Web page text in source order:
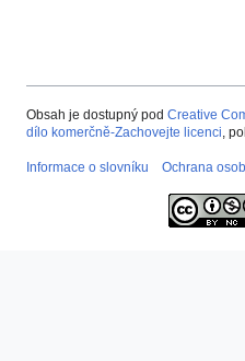
Obsah je dostupný pod Creative
dílo komerčně-Zachovejte licenci,
Informace o slovníku Ochrana